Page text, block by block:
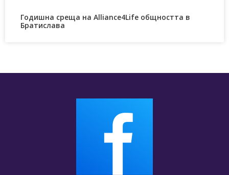
Годишна среща на Alliance4Life общността в
Братислава